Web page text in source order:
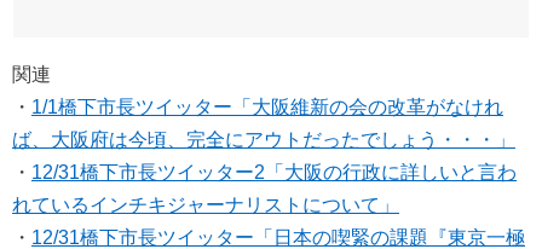
関連
・ 1/1橋下市長ツイッター「大阪維新の会の改革がなけれ
ば、大阪府は今頃、完全にアウトだったでしょう・・・」
・ 12/31橋下市長ツイッター2「大阪の行政に詳しいと言わ
れているインチキジャーナリストについて」
・ 12/31橋下市長ツイッター「日本の喫緊の課題『東京一極